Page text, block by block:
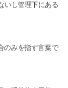
いし管理下にある
みを指す言葉で